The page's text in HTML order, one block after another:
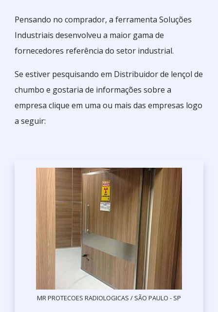
Pensando no comprador, a ferramenta Soluções
Industriais desenvolveu a maior gama de
fornecedores referência do setor industrial.
Se estiver pesquisando em Distribuidor de lençol de
chumbo e gostaria de informações sobre a
empresa clique em uma ou mais das empresas logo
a seguir:
MR PROTECOES RADIOLOGICAS / SÃO PAULO - SP